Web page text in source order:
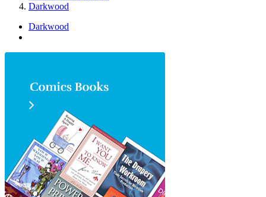
Darkwood
Darkwood